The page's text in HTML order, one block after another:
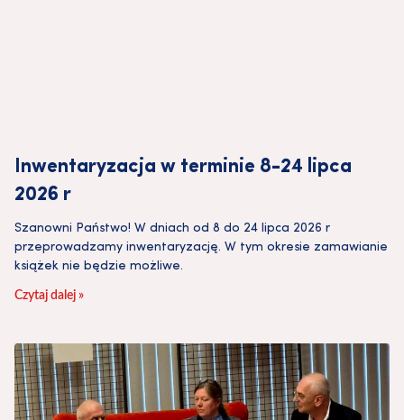
Inwentaryzacja w terminie 8-24 lipca
2026 r
Szanowni Państwo! W dniach od 8 do 24 lipca 2026 r
przeprowadzamy inwentaryzację. W tym okresie zamawianie
książek nie będzie możliwe.
Czytaj dalej »